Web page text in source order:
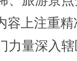
容上注重精
力量深入